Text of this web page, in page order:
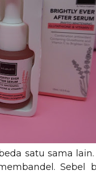
satu sama
Sebel